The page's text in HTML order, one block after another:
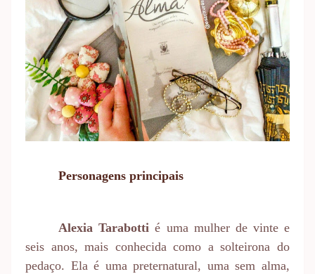
Personagens principais
Alexia Tarabotti é uma mulher de vinte e
seis anos, mais conhecida como a solteirona do
pedaço. Ela é uma preternatural, uma sem alma,